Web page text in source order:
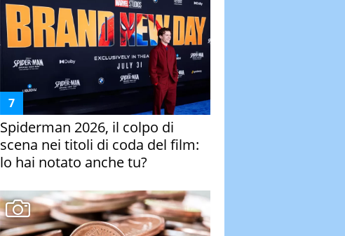
Spiderman 2026, il colpo di
scena nei titoli di coda del film:
lo hai notato anche tu?